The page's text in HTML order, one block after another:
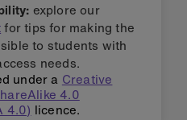
explore our
for tips for making the
to students with
needs.
under a Creative
4.0
4.0) licence.